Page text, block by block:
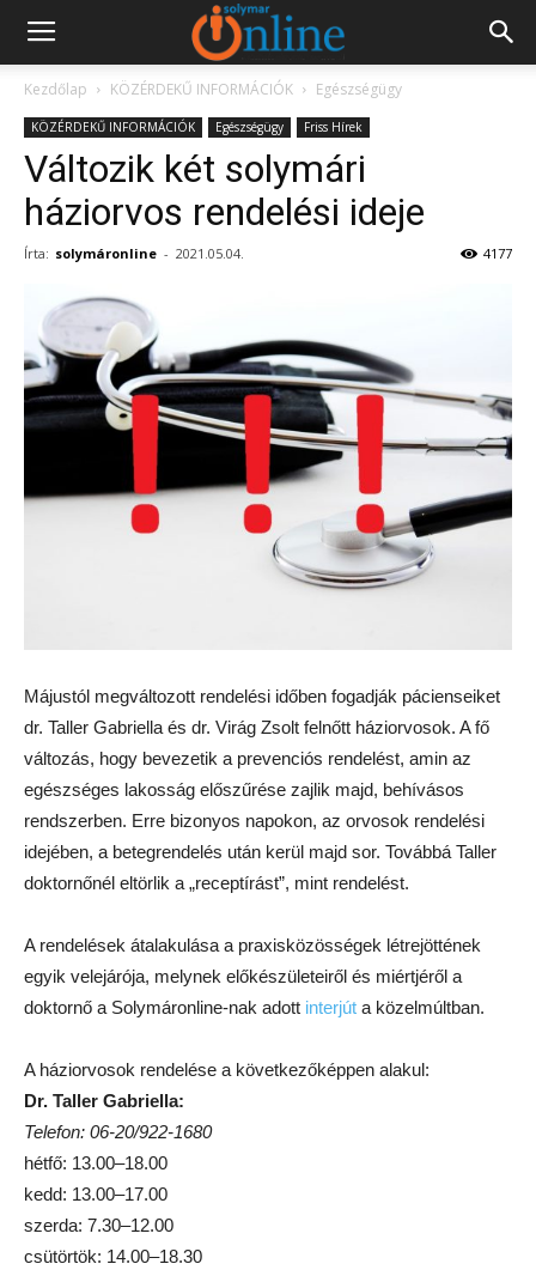
Kezdőlap KÖZÉRDEKŰ INFORMÁCIÓK Egészségügy
KÖZÉRDEKŰ INFORMÁCIÓK Egészségügy Friss Hírek
Változik két solymári
háziorvos rendelési ideje
Írta: solymáronline - 2021.05.04. 4177
Májustól megváltozott rendelési időben fogadják pácienseiket
dr. Taller Gabriella és dr. Virág Zsolt felnőtt háziorvosok. A fő
változás, hogy bevezetik a prevenciós rendelést, amin az
egészséges lakosság előszűrése zajlik majd, behívásos
rendszerben. Erre bizonyos napokon, az orvosok rendelési
idejében, a betegrendelés után kerül majd sor. Továbbá Taller
doktornőnél eltörlik a „receptírást”, mint rendelést.
A rendelések átalakulása a praxisközösségek létrejöttének
egyik velejárója, melynek előkészületeiről és miértjéről a
doktornő a Solymáronline-nak adott interjút a közelmúltban.
A háziorvosok rendelése a következőképpen alakul:
Dr. Taller Gabriella:
Telefon: 06-20/922-1680
hétfő: 13.00–18.00
kedd: 13.00–17.00
szerda: 7.30–12.00
csütörtök: 14.00–18.30